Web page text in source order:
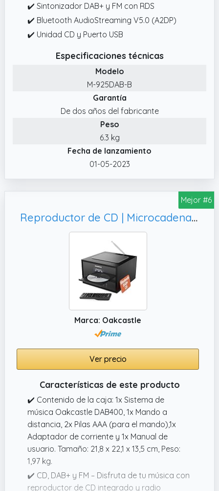
✔️ Sintonizador DAB+ y FM con RDS
✔️ Bluetooth AudioStreaming V5.0 (A2DP)
✔️ Unidad CD y Puerto USB
Especificaciones técnicas
Modelo
M-925DAB-B
Garantía
De dos años del fabricante
Peso
6.3 kg
Fecha de lanzamiento
01-05-2023
Mejor #6
Reproductor de CD | Microcadena HiFi Bluetooth con Radio Dab+ y FM | Equipo de Música con Altavoces 40W y Doble Alarma | USB (Solo reproducción),Mando a Distancia | Oakcastle DAB400
Marca: Oakcastle
Ver precio
Características de este producto
✔️ Contenido de la caja: 1x Sistema de
música Oakcastle DAB400, 1x Mando a
distancia, 2x Pilas AAA (para el mando),1x
Adaptador de corriente y 1x Manual de
usuario. Tamaño: 21,8 x 22,1 x 13,5 cm, Peso:
1,97 kg.
✔️ CD, DAB+ y FM – Disfruta de tu música con
reproductor de CD integrado y radio